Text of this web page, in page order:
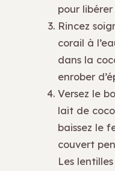
pour libérer
Rincez
corail à
dans la
enrober
Versez le
lait de
baissez le
couvert
Les